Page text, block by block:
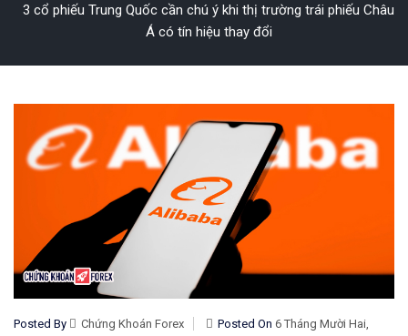
3 cổ phiếu Trung Quốc cần chú ý khi thị trường trái phiếu Châu
Á có tín hiệu thay đổi
Posted By Chứng Khoán Forex Posted On 6 Tháng Mười Hai,